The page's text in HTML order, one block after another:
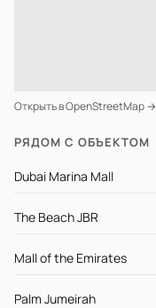
Открыть в OpenStreetMap →
РЯДОМ С ОБЪЕКТОМ
Dubai Marina Mall
The Beach JBR
Mall of the Emirates
Palm Jumeirah